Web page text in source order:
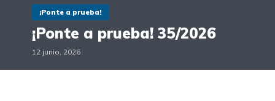
¡Ponte a prueba!
¡Ponte a prueba! 35/2026
12 junio, 2026